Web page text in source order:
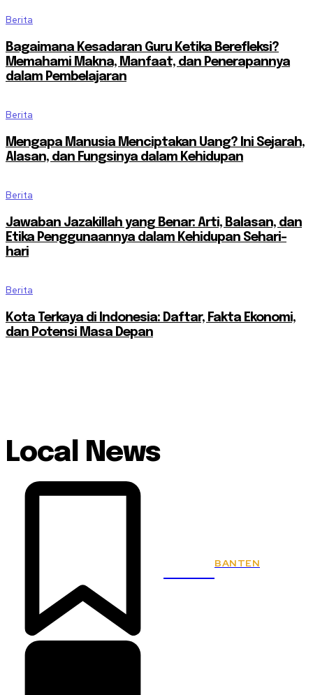
Berita
Bagaimana Kesadaran Guru Ketika Berefleksi?
Memahami Makna, Manfaat, dan Penerapannya
dalam Pembelajaran
Berita
Mengapa Manusia Menciptakan Uang? Ini Sejarah,
Alasan, dan Fungsinya dalam Kehidupan
Berita
Jawaban Jazakillah yang Benar: Arti, Balasan, dan
Etika Penggunaannya dalam Kehidupan Sehari-
hari
Berita
Kota Terkaya di Indonesia: Daftar, Fakta Ekonomi,
dan Potensi Masa Depan
Local News
BANTEN